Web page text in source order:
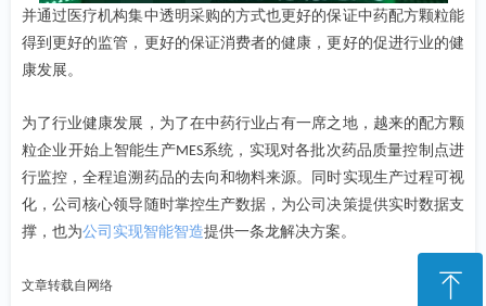
并通过医疗机构集中透明采购的方式也更好的保证中药配方颗粒能
得到更好的监管，更好的保证消费者的健康，更好的促进行业的健
康发展。
为了行业健康发展，为了在中药行业占有一席之地，越来的配方颗
粒企业开始上智能生产MES系统，实现对各批次药品质量控制点进
行监控，全程追溯药品的去向和物料来源。同时实现生产过程可视
化，公司核心领导随时掌控生产数据，为公司决策提供实时数据支
撑，也为公司实现智能智造提供一条龙解决方案。
文章转载自网络 ꁸ